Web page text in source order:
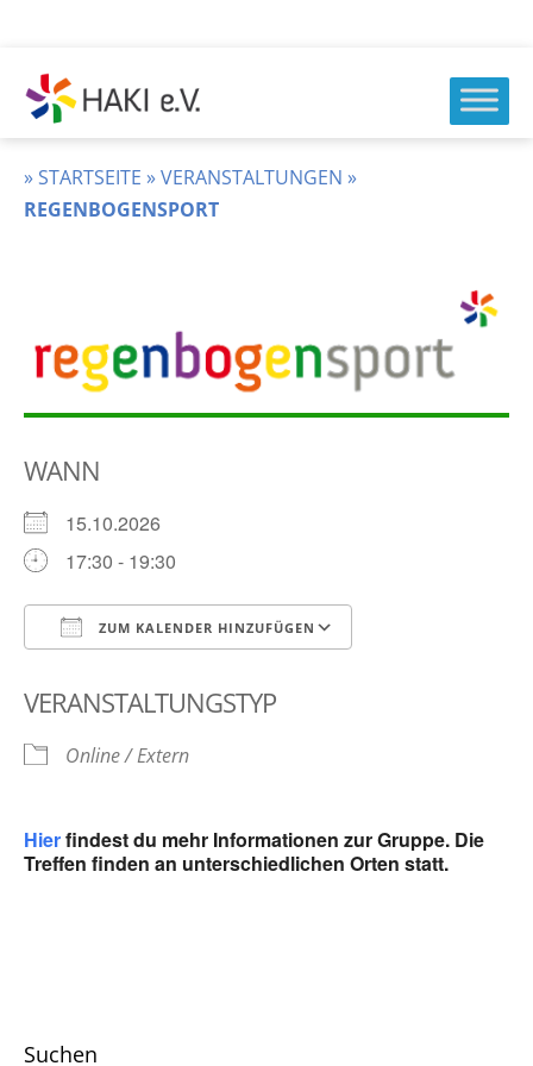
Inhalt
springen
HAKI
e.v.
»STARTSEITE »VERANSTALTUNGEN »
REGENBOGENSPORT
WANN
15.10.2026
17:30 - 19:30
ZUM KALENDER HINZUFÜGEN
VERANSTALTUNGSTYP
Online / Extern
Hierfindest du mehr Informationen zur Gruppe. Die
Treffen finden an unterschiedlichen Orten statt.
Suchen